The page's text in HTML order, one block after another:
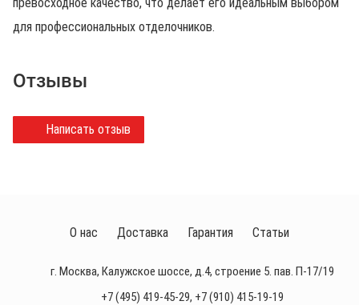
для профессиональных отделочников.
Отзывы
Написать отзыв
г. Москва, Калужское шоссе, д.4, строение 5. пав. П-17/19
+7 (495) 419-45-29, +7 (910) 415-19-19
О нас Доставка Гарантия Статьи